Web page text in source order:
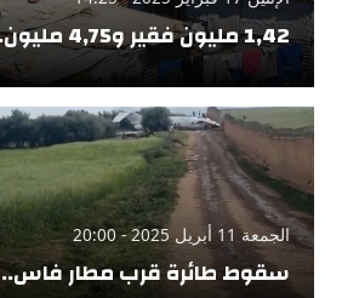
1,42 مليون فقير و4,75 مليون..
الجمعة 11 أبريل 2025 - 20:00
سقوط طائرة قرب مطار فاس..